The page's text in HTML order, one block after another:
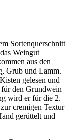
Sortenquerschnitt
Weingut
aus den
Grub und Lamm.
gelesen und
für den Grundwein
wird er für die 2.
cremigen Textur
gerüttelt und